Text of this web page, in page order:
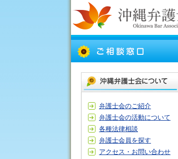
弁護士会のご紹介
弁護士会の活動について
各種法律相談
弁護士会員を探す
アクセス・お問い合わせ